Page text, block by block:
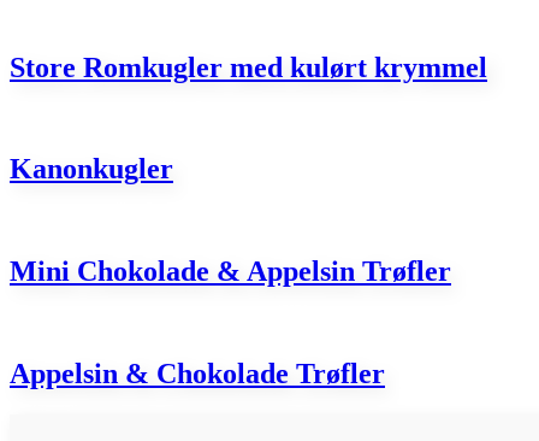
Store Romkugler med kulørt krymmel
Kanonkugler
Mini Chokolade & Appelsin Trøfler
Appelsin & Chokolade Trøfler